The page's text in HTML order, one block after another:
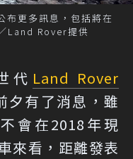
更多訊息，包括將在
Land Rover提供
代 Land Rover
夕有了消息，雖
會在2018年現
來看，距離發表